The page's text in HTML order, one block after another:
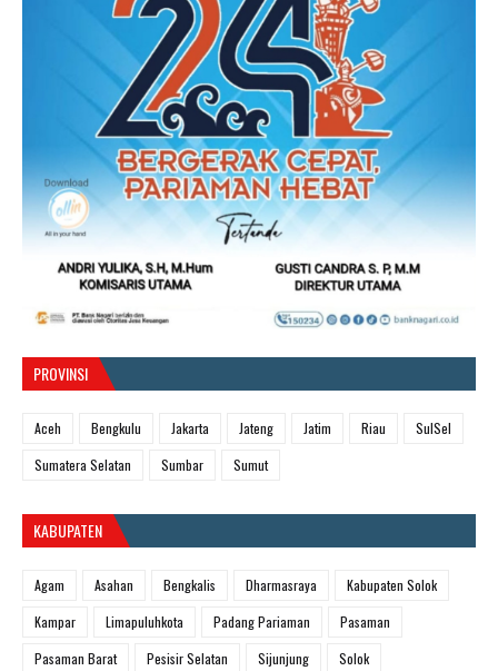
PROVINSI
Aceh Bengkulu Jakarta Jateng Jatim Riau
SulSel
Sumatera Selatan
Sumbar Sumut
KABUPATEN
Agam Asahan Bengkalis Dharmasraya
Kabupaten Solok
Kampar
Limapuluhkota Padang Pariaman
Pasaman
Pasaman Barat
Pesisir Selatan Sijunjung
Solok